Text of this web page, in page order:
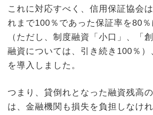
これに対応すべく、信用保証協会
れまで100％であった保証率を80
（ただし、制度融資「小口」、「
融資については、引き続き100％）
を導入しました。
つまり、貸倒れとなった融資残高
は、金融機関も損失を負担しなけ